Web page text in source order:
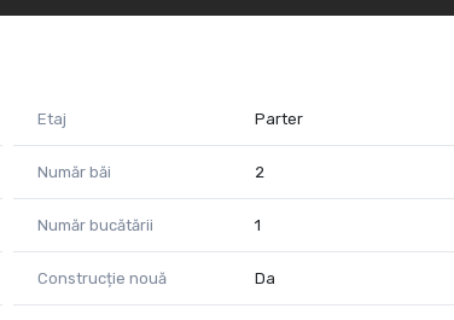
Etaj Parter
Număr băi 2
Număr bucătării 1
Construcție nouă Da